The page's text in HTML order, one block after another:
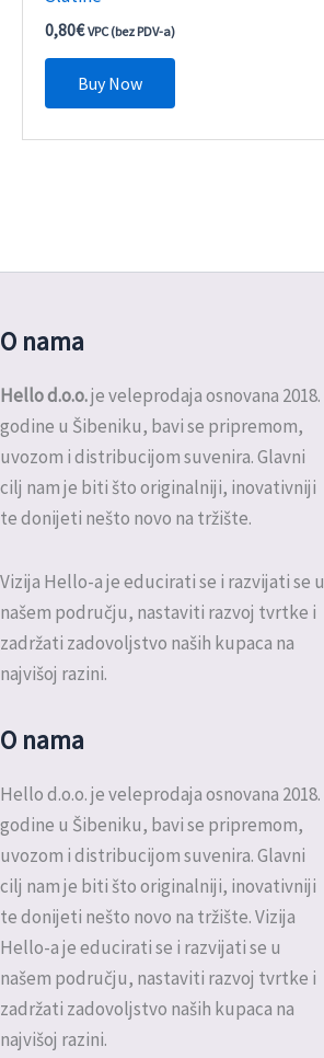
0,80€ VPC (bez PDV-a)
Buy Now
O nama
Hello d.o.o.je veleprodaja osnovana 2018.
godine u Šibeniku, bavi se pripremom,
uvozom i distribucijom suvenira. Glavni
cilj nam je biti što originalniji, inovativniji
te donijeti nešto novo na tržište.
Vizija Hello-a je educirati se i razvijati se u
našem području, nastaviti razvoj tvrtke i
zadržati zadovoljstvo naših kupaca na
najvišoj razini.
O nama
Hello d.o.o. je veleprodaja osnovana 2018.
godine u Šibeniku, bavi se pripremom,
uvozom i distribucijom suvenira. Glavni
cilj nam je biti što originalniji, inovativniji
te donijeti nešto novo na tržište. Vizija
Hello-a je educirati se i razvijati se u
našem području, nastaviti razvoj tvrtke i
zadržati zadovoljstvo naših kupaca na
najvišoj razini.